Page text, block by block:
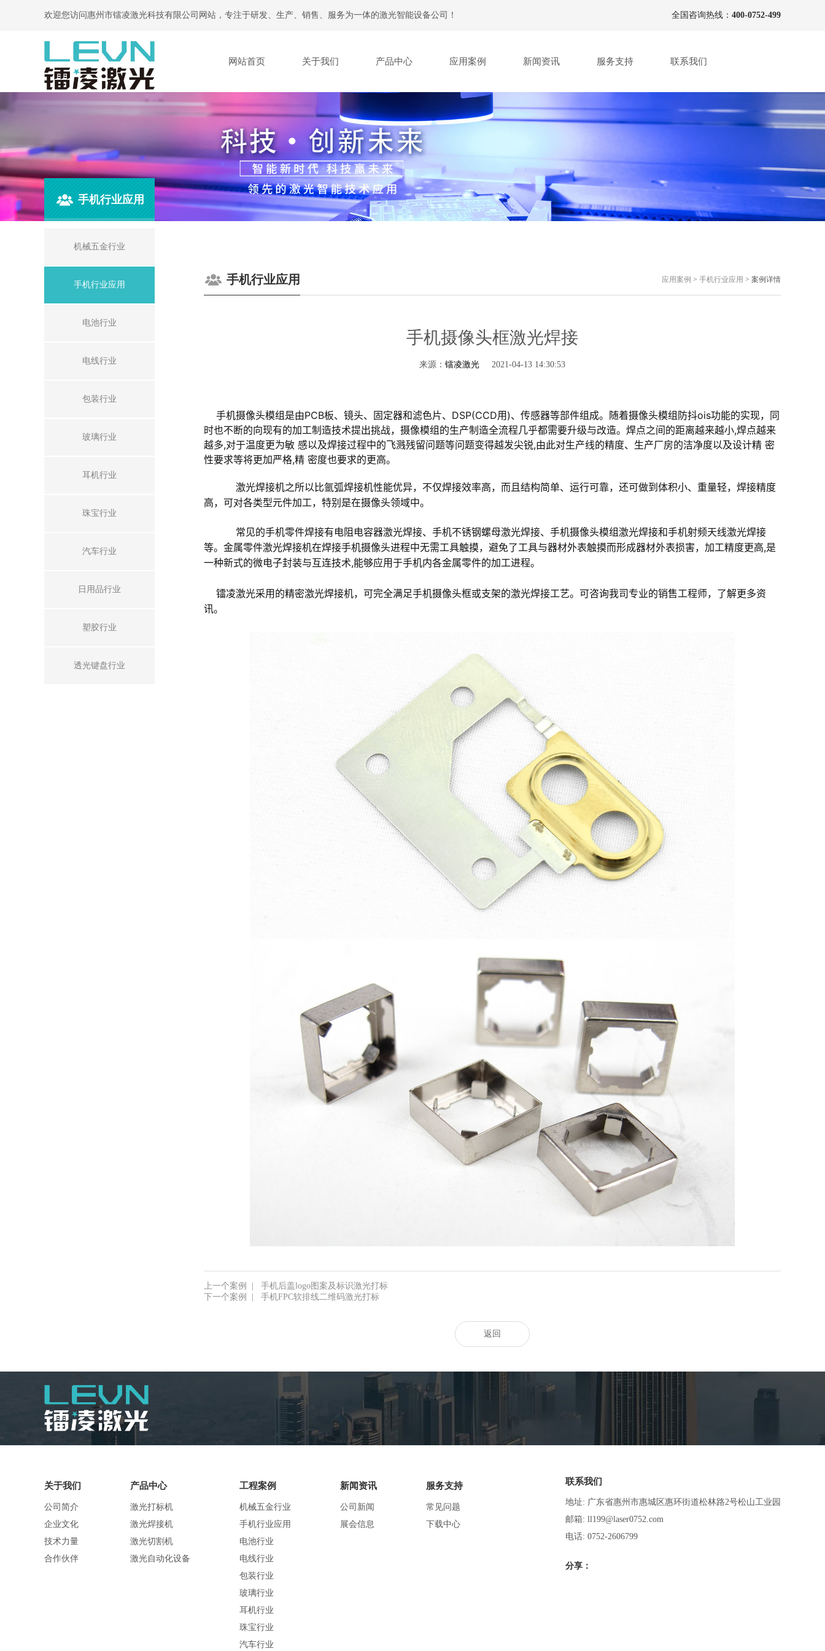
欢迎您访问惠州市镭凌激光科技有限公司网站，专注于研发、生产、销售、服务为一体的激光智能设备公司！ 全国咨询热线： 400-0752-499
网站首页 关于我们 产品中心 应用案例 新闻资讯 服务支持 联系我们
手机行业应用
机械五金行业
手机行业应用
电池行业
电线行业
包装行业
玻璃行业
耳机行业
珠宝行业
汽车行业
日用品行业
塑胶行业
透光键盘行业
手机行业应用 应用案例 > 手机行业应用 > 案例详情
手机摄像头框激光焊接
来源： 镭凌激光 2021-04-13 14:30:53
手机摄像头模组是由PCB板、镜头、固定器和滤色片、DSP(CCD用)、传感器等部件组成。随着摄像头模组防抖ois功能的实现，同
时也不断的向现有的加工制造技术提出挑战，摄像模组的生产制造全流程几乎都需要升级与改造。焊点之间的距离越来越小,焊点越来
越多,对于温度更为敏 感以及焊接过程中的飞溅残留问题等问题变得越发尖锐,由此对生产线的精度、生产厂房的洁净度以及设计精 密
性要求等将更加严格,精 密度也要求的更高。
激光焊接机之所以比氩弧焊接机性能优异，不仅焊接效率高，而且结构简单、运行可靠，还可做到体积小、重量轻，焊接精度
高，可对各类型元件加工，特别是在摄像头领域中。
常见的手机零件焊接有电阻电容器激光焊接、手机不锈钢螺母激光焊接、手机摄像头模组激光焊接和手机射频天线激光焊接
等。金属零件激光焊接机在焊接手机摄像头进程中无需工具触摸，避免了工具与器材外表触摸而形成器材外表损害，加工精度更高,是
一种新式的微电子封装与互连技术,能够应用于手机内各金属零件的加工进程。
镭凌激光采用的精密激光焊接机，可完全满足手机摄像头框或支架的激光焊接工艺。可咨询我司专业的销售工程师，了解更多资
讯。
上一个案例
手机后盖logo图案及标识激光打标
下一个案例
手机FPC软排线二维码激光打标
返回
关于我们
公司简介
企业文化
技术力量
合作伙伴
产品中心
激光打标机
激光焊接机
激光切割机
激光自动化设备
工程案例
机械五金行业
手机行业应用
电池行业
电线行业
包装行业
玻璃行业
耳机行业
珠宝行业
汽车行业
新闻资讯
公司新闻
展会信息
服务支持
常见问题
下载中心
联系我们
地址: 广东省惠州市惠城区惠环街道松林路2号松山工业园
邮箱: ll199@laser0752.com
电话: 0752-2606799
分享：